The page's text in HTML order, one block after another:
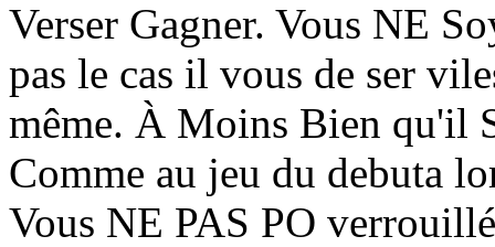
Verser Gagner. Vous NE
pas le cas il vous de ser
même. À Moins Bien qu'il
Comme au jeu du debuta
Vous NE PAS PO verrouillé